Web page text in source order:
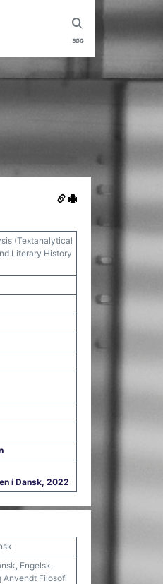
SØG
(Textanalytical
Literary History
i Dansk, 2022
Engelsk,
Anvendt Filosofi